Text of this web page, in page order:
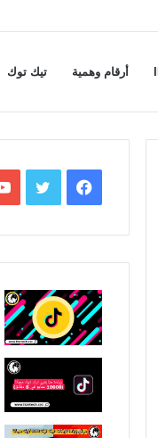
أرقام وهمية تيك توك
فيسبوكتويتر